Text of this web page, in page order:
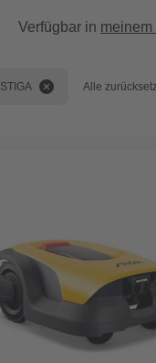
Verfügbar in meinem
STIGA Alle